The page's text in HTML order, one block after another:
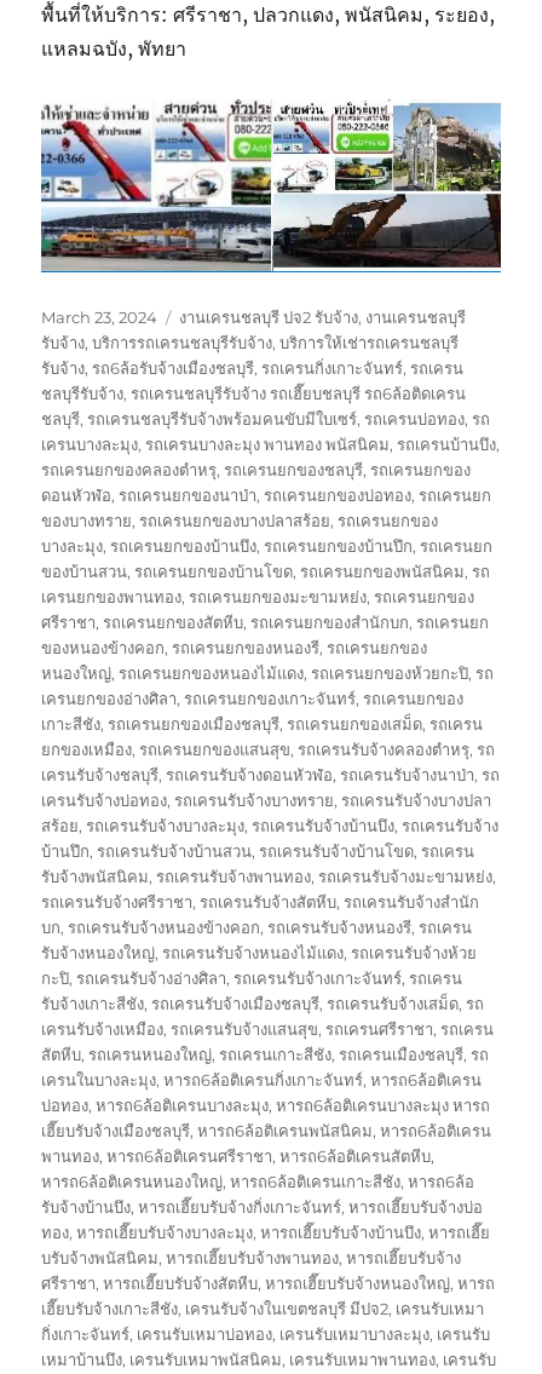
พื้นที่ให้บริการ: ศรีราชา, ปลวกแดง, พนัสนิคม, ระยอง,
แหลมฉบัง, พัทยา
Posted
on
March 23, 2024 Tags
งานเครนชลบุรี ปจ2 รับจ้าง, งานเครนชลบุรี
รับจ้าง,บริการรถเครนชลบุรีรับจ้าง,บริการให้เช่ารถเครนชลบุรี
รับจ้าง,รถ6ล้อรับจ้างเมืองชลบุรี,รถเครนกิ่งเกาะจันทร์,รถเครน
ชลบุรีรับจ้าง,รถเครนชลบุรีรับจ้าง รถเฮี๊ยบชลบุรี รถ6ล้อติดเครน
ชลบุรี,รถเครนชลบุรีรับจ้างพร้อมคนขับมีใบเซร์,รถเครนบ่อทอง,รถ
เครนบางละมุง,รถเครนบางละมุง พานทอง พนัสนิคม,รถเครนบ้านบึง,
รถเครนยกของคลองตำหรุ,รถเครนยกของชลบุรี,รถเครนยกของ
ดอนหัวฬ่อ,รถเครนยกของนาป่า,รถเครนยกของบ่อทอง,รถเครนยก
ของบางทราย,รถเครนยกของบางปลาสร้อย,รถเครนยกของ
บางละมุง,รถเครนยกของบ้านบึง,รถเครนยกของบ้านปึก,รถเครนยก
ของบ้านสวน,รถเครนยกของบ้านโขด,รถเครนยกของพนัสนิคม,รถ
เครนยกของพานทอง,รถเครนยกของมะขามหย่ง,รถเครนยกของ
ศรีราชา,รถเครนยกของสัตหีบ,รถเครนยกของสำนักบก,รถเครนยก
ของหนองข้างคอก,รถเครนยกของหนองรี,รถเครนยกของ
หนองใหญ่,รถเครนยกของหนองไม้แดง,รถเครนยกของห้วยกะปิ,รถ
เครนยกของอ่างศิลา,รถเครนยกของเกาะจันทร์,รถเครนยกของ
เกาะสีชัง,รถเครนยกของเมืองชลบุรี,รถเครนยกของเสม็ด,รถเครน
ยกของเหมือง,รถเครนยกของแสนสุข,รถเครนรับจ้างคลองตำหรุ,รถ
เครนรับจ้างชลบุรี,รถเครนรับจ้างดอนหัวฬ่อ,รถเครนรับจ้างนาป่า,รถ
เครนรับจ้างบ่อทอง,รถเครนรับจ้างบางทราย,รถเครนรับจ้างบางปลา
สร้อย,รถเครนรับจ้างบางละมุง,รถเครนรับจ้างบ้านบึง,รถเครนรับจ้าง
บ้านปึก,รถเครนรับจ้างบ้านสวน,รถเครนรับจ้างบ้านโขด,รถเครน
รับจ้างพนัสนิคม,รถเครนรับจ้างพานทอง,รถเครนรับจ้างมะขามหย่ง,
รถเครนรับจ้างศรีราชา,รถเครนรับจ้างสัตหีบ,รถเครนรับจ้างสำนัก
บก,รถเครนรับจ้างหนองข้างคอก,รถเครนรับจ้างหนองรี,รถเครน
รับจ้างหนองใหญ่,รถเครนรับจ้างหนองไม้แดง,รถเครนรับจ้างห้วย
กะปิ,รถเครนรับจ้างอ่างศิลา,รถเครนรับจ้างเกาะจันทร์,รถเครน
รับจ้างเกาะสีชัง,รถเครนรับจ้างเมืองชลบุรี,รถเครนรับจ้างเสม็ด,รถ
เครนรับจ้างเหมือง,รถเครนรับจ้างแสนสุข,รถเครนศรีราชา,รถเครน
สัตหีบ,รถเครนหนองใหญ่,รถเครนเกาะสีชัง,รถเครนเมืองชลบุรี,รถ
เครนในบางละมุง,หารถ6ล้อติเครนกิ่งเกาะจันทร์,หารถ6ล้อติเครน
บ่อทอง,หารถ6ล้อติเครนบางละมุง,หารถ6ล้อติเครนบางละมุง หารถ
เฮี๊ยบรับจ้างเมืองชลบุรี,หารถ6ล้อติเครนพนัสนิคม,หารถ6ล้อติเครน
พานทอง,หารถ6ล้อติเครนศรีราชา,หารถ6ล้อติเครนสัตหีบ,
หารถ6ล้อติเครนหนองใหญ่,หารถ6ล้อติเครนเกาะสีชัง,หารถ6ล้อ
รับจ้างบ้านบึง,หารถเฮี๊ยบรับจ้างกิ่งเกาะจันทร์,หารถเฮี๊ยบรับจ้างบ่อ
ทอง,หารถเฮี๊ยบรับจ้างบางละมุง,หารถเฮี๊ยบรับจ้างบ้านบึง,หารถเฮี๊ย
บรับจ้างพนัสนิคม,หารถเฮี๊ยบรับจ้างพานทอง,หารถเฮี๊ยบรับจ้าง
ศรีราชา,หารถเฮี๊ยบรับจ้างสัตหีบ,หารถเฮี๊ยบรับจ้างหนองใหญ่,หารถ
เฮี๊ยบรับจ้างเกาะสีชัง, เครนรับจ้างในเขตชลบุรี มีปจ2, เครนรับเหมา
กิ่งเกาะจันทร์, เครนรับเหมาบ่อทอง, เครนรับเหมาบางละมุง, เครนรับ
เหมาบ้านบึง, เครนรับเหมาพนัสนิคม, เครนรับเหมาพานทอง, เครนรับ